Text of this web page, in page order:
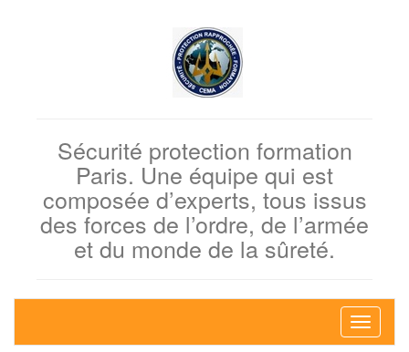
Sécurité protection formation
Paris. Une équipe qui est
composée d’experts, tous issus
des forces de l’ordre, de l’armée
et du monde de la sûreté.
Basculer
la